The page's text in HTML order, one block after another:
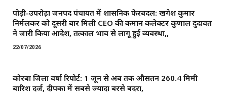
पोड़ी-उपरोड़ा जनपद पंचायत में प्रशासनिक फेरबदल: खगेश कुमार
निर्मलकर को दूसरी बार मिली CEO की कमान ​कलेक्टर कुणाल दुदावत
ने जारी किया आदेश, तत्काल प्रभाव से लागू हुई व्यवस्था,,
22/07/2026
कोरबा जिला वर्षा रिपोर्ट: 1 जून से अब तक औसतन 260.4 मिमी
बारिश दर्ज, दीपका में सबसे ज्यादा बरसे बदरा,